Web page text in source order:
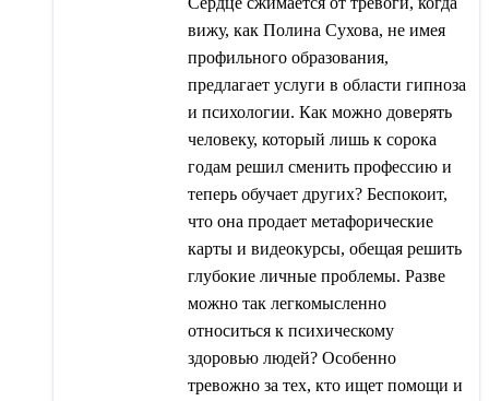
вижу, как Полина Сухова, не имея
профильного образования,
предлагает услуги в области гипноза
и психологии. Как можно доверять
человеку, который лишь к сорока
годам решил сменить профессию и
теперь обучает других? Беспокоит,
что она продает метафорические
карты и видеокурсы, обещая решить
глубокие личные проблемы. Разве
можно так легкомысленно
относиться к психическому
здоровью людей? Особенно
тревожно за тех, кто ищет помощи и